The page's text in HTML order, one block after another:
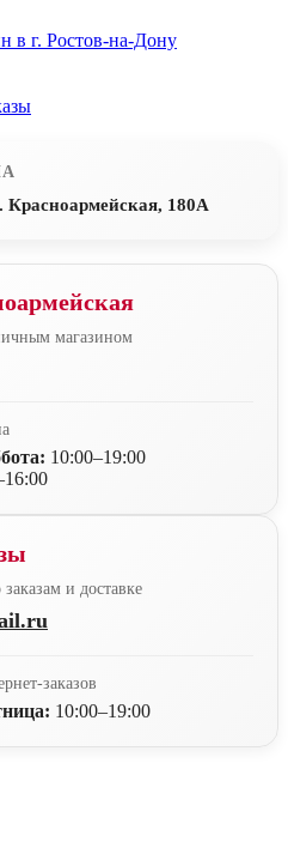
в г. Ростов-на-Дону
Красноармейская, 180А
магазином
10:00–19:00
и доставке
заказов
10:00–19:00